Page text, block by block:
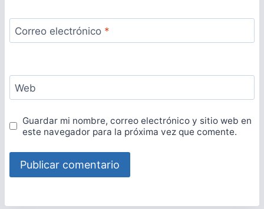
Correo electrónico *
Web
Guardar mi nombre, correo electrónico y sitio web en
este navegador para la próxima vez que comente.